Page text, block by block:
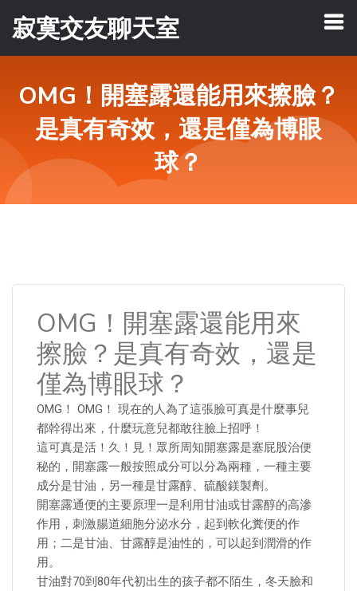
寂寞交友聊天室
OMG！開塞露還能用來擦臉？
是真有奇效，還是僅為博眼
球？
OMG！開塞露還能用來
擦臉？是真有奇效，還是
僅為博眼球？
OMG！ OMG！ 現在的人為了這張臉可真是什麼事兒
都幹得出來，什麼玩意兒都敢往臉上招呼！
這可真是活！久！見！眾所周知開塞露是塞屁股治便
秘的，開塞露一般按照成分可以分為兩種，一種主要
成分是甘油，另一種是甘露醇、硫酸鎂製劑。
開塞露通便的主要原理一是利用甘油或甘露醇的高滲
作用，刺激腸道細胞分泌水分，起到軟化糞便的作
用；二是甘油、甘露醇是油性的，可以起到潤滑的作
用。
甘油對70到80年代初出生的孩子都不陌生，冬天臉和